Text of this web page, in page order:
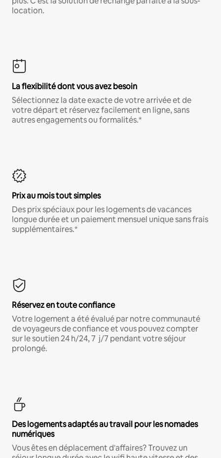
location.
La flexibilité dont vous avez besoin
Sélectionnez la date exacte de votre arrivée et de
votre départ et réservez facilement en ligne, sans
autres engagements ou formalités.*
Prix au mois tout simples
Des prix spéciaux pour les logements de vacances
longue durée et un paiement mensuel unique sans frais
supplémentaires.*
Réservez en toute confiance
Votre logement a été évalué par notre communauté
de voyageurs de confiance et vous pouvez compter
sur le soutien 24 h/24, 7 j/7 pendant votre séjour
prolongé.
Des logements adaptés au travail pour les nomades
numériques
Vous êtes en déplacement d'affaires? Trouvez un